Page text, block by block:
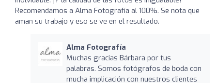
Recomendamos a Alma Fotografía al 100%. Se nota que
aman su trabajo y eso se ve en el resultado.
Alma Fotografía
Muchas gracias Bárbara por tus
palabras. Somos fotógrafos de boda con
mucha implicación con nuestros clientes